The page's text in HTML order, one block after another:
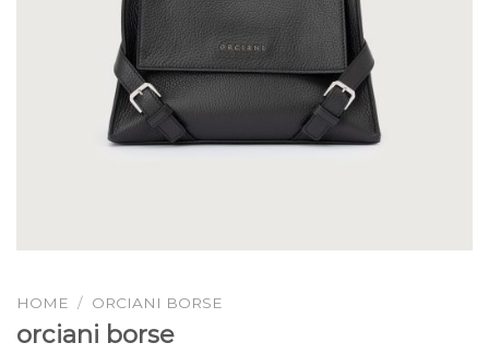
HOME / ORCIANI BORSE
orciani borse